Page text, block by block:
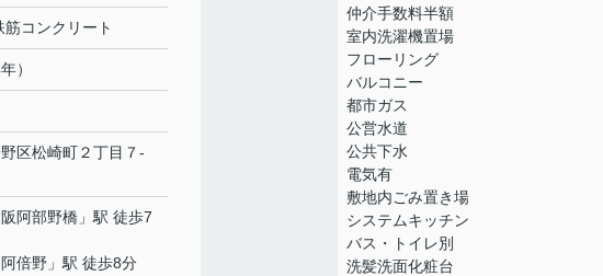
コンクリート
）
区松崎町２丁目７-
阿部野橋 」駅 徒歩7
阿倍野 」駅 徒歩8分
仲介手数料半額
室内洗濯機置場
フローリング
バルコニー
都市ガス
公営水道
公共下水
電気有
敷地内ごみ置き場
システムキッチン
バス・トイレ別
洗髪洗面化粧台